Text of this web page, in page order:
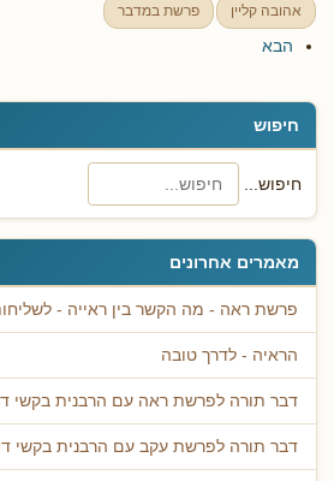
חיפוש
חיפוש...
מאמרים אחרונים
פרשת ראה - מה הקשר בין ראייה -
הראיה - לדרך טובה
דבר תורה לפרשת ראה עם הרבנית בקשי
דבר תורה לפרשת עקב עם הרבנית בקשי
אהובה קליין פרשת במדבר
הבא